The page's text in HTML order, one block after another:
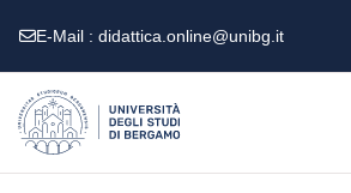
E-Mail : didattica.online@unibg.it